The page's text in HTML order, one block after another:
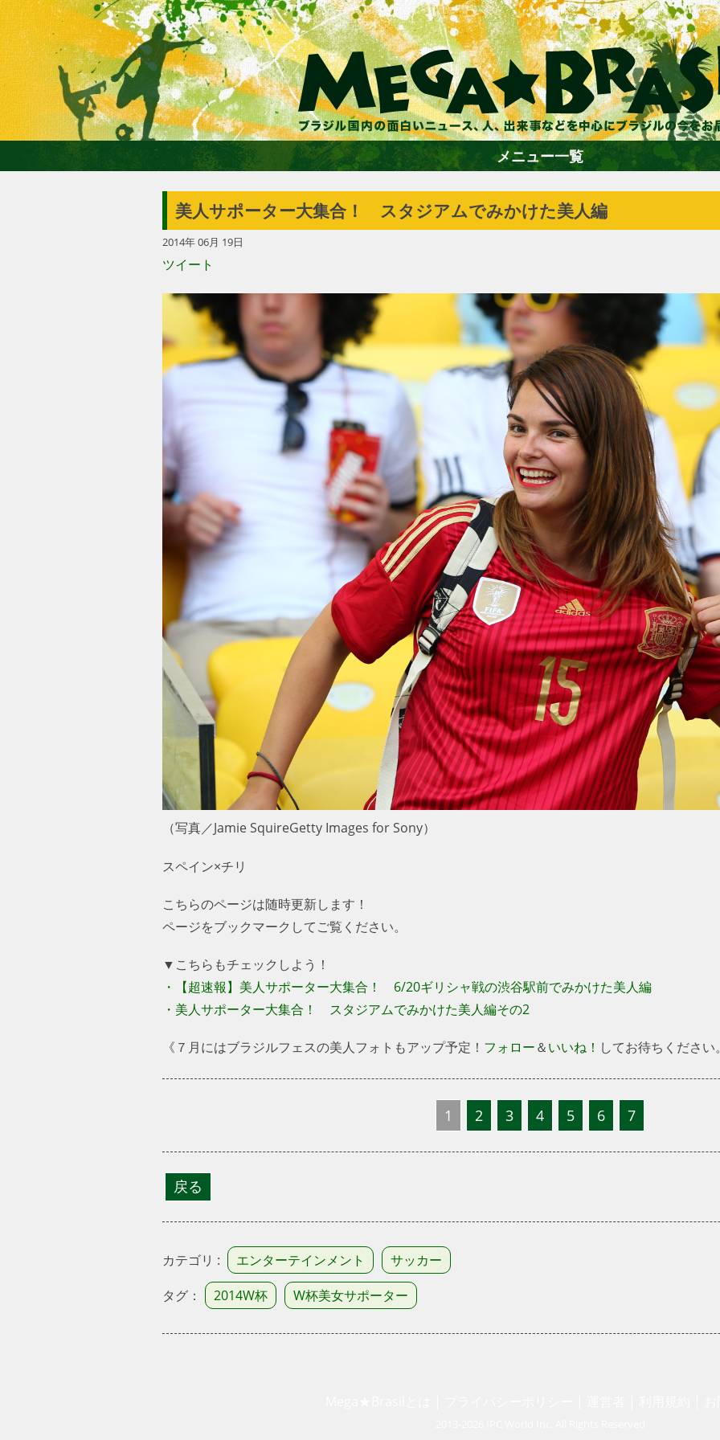
ホーム
エンターテイメント
グルメ
トラベル
サッカー
PEOPLE
ビジネス
コラム
メニュー一覧
美人サポーター大集合！ スタジアムでみかけた美人編
2014年 06月 19日
ツイート
（写真／Jamie SquireGetty Images for Sony）
スペイン×チリ
こちらのページは随時更新します！
ページをブックマークしてご覧ください。
▼こちらもチェックしよう！
・【超速報】美人サポーター大集合！ 6/20ギリシャ戦の渋谷駅前でみかけた美人編
・美人サポーター大集合！ スタジアムでみかけた美人編その2
《７月にはブラジルフェスの美人フォトもアップ予定！ フォロー＆いいね！ してお待ちください
1 2 3 4 5 6 7
カテゴリ : エンターテインメント
サッカー
タグ：
2014W杯 W杯美女サポーター